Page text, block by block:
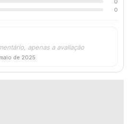
0
0
apenas a avaliação
de 2025